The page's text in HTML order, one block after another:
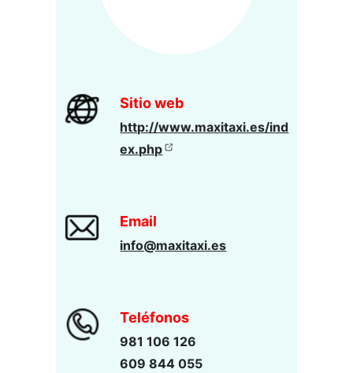
Sitio web
http://www.maxitaxi.es/ind
ex.php
Email
info@maxitaxi.es
Teléfonos
981 106 126
609 844 055